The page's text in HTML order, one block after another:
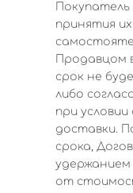
принятия
Продавцом
срок не
либо
при
доставки.
срока,
удержанием
от